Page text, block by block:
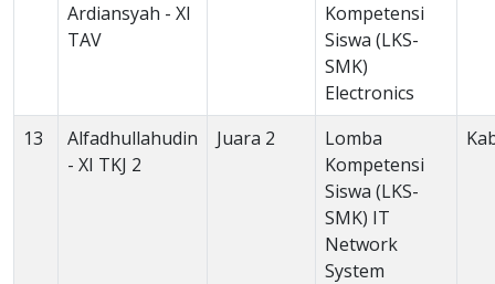
Ardiansyah - XI
TAV
Kompetensi
Siswa (LKS-
SMK)
Electronics
13
Alfadhullahudin
- XI TKJ 2
Juara 2
Lomba
Kompetensi
Siswa (LKS-
SMK) IT
Network
System